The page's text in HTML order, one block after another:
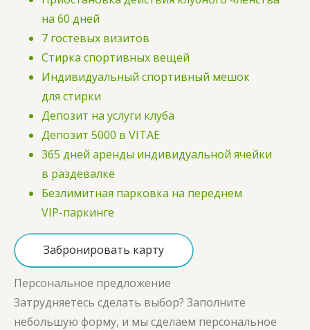
на 60 дней
7 гостевых визитов
Стирка спортивных вещей
Индивидуальный спортивный мешок
для стирки
Депозит на услуги клуба
Депозит 5000 в VITAE
365 дней аренды индивидуальной ячейки
в раздевалке
Безлимитная парковка на переднем
VIP-паркинге
Забронировать карту
Персональное предложение
Затрудняетесь сделать выбор? Заполните
небольшую форму, и мы сделаем персональное